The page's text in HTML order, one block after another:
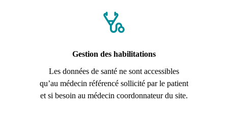
Gestion des habilitations
Les données de santé ne sont accessibles
qu’au médecin référencé sollicité par le patient
et si besoin au médecin coordonnateur du site.